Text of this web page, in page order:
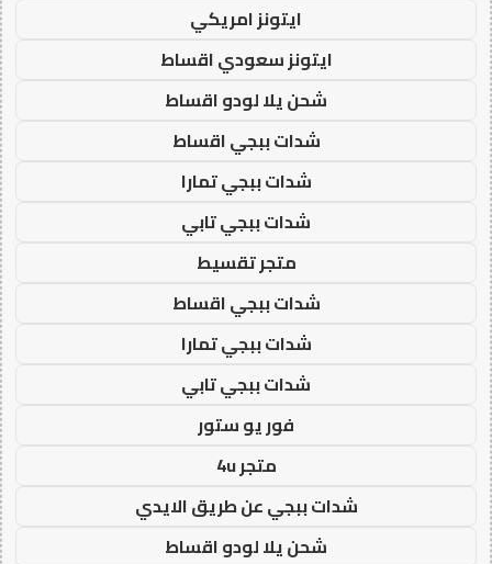
ايتونز امريكي
ايتونز سعودي اقساط
شحن يلا لودو اقساط
شدات ببجي اقساط
شدات ببجي تمارا
شدات ببجي تابي
متجر تقسيط
شدات ببجي اقساط
شدات ببجي تمارا
شدات ببجي تابي
فور يو ستور
متجر 4u
شدات ببجي عن طريق الايدي
شحن يلا لودو اقساط